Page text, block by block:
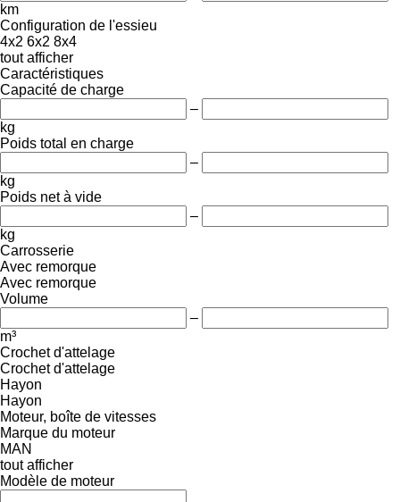
km
Configuration de l'essieu
4x2 6x2 8x4
tout afficher
Caractéristiques
Capacité de charge
–
kg
Poids total en charge
–
kg
Poids net à vide
–
kg
Carrosserie
Avec remorque
Avec remorque
Volume
–
m³
Crochet d'attelage
Crochet d'attelage
Hayon
Hayon
Moteur, boîte de vitesses
Marque du moteur
MAN
tout afficher
Modèle de moteur